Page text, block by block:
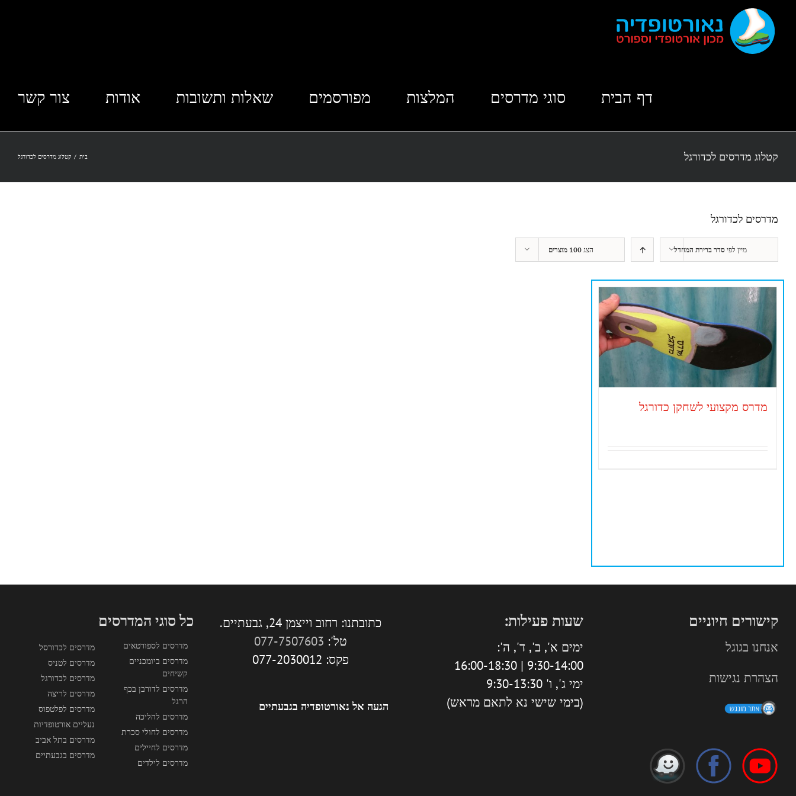
לתוכן
דף הבית סוגי מדרסים המלצות מפורסמים שאלות ותשובות אודות צור קשר
קטלוג מדרסים לכדורגל בית / קטלוג מדרסים לכדורגל
מדרסים לכדורגל
מיין לפי סדר ברירת המחדל הצג 100 מוצרים
מדרס מקצועי לשחקן כדורגל
קישורים חיוניים
אנחנו בגוגל
הצהרת נגישות
שעות פעילות:
ימים א', ב', ד', ה':
9:30-14:00 | 16:00-18:30
ימי ג', ו' 9:30-13:30
(בימי שישי נא לתאם מראש)
כתובתנו: רחוב וייצמן 24, גבעתיים.
טל': 077-7507603
פקס: 077-2030012
הגעה אל נאורטופדיה בגבעתיים
כל סוגי המדרסים
מדרסים לספורטאים
מדרסים ביומכניים
קשיחים
מדרסים לדורבן בכף
הרגל
מדרסים להליכה
מדרסים לחולי סכרת
מדרסים לחיילים
מדרסים לילדים
מדרסים לכדורסל
מדרסים לטניס
מדרסים לכדורגל
מדרסים לריצה
מדרסים לפלטפוס
נעליים אורטופדיות
מדרסים בתל אביב
מדרסים בגבעתיים